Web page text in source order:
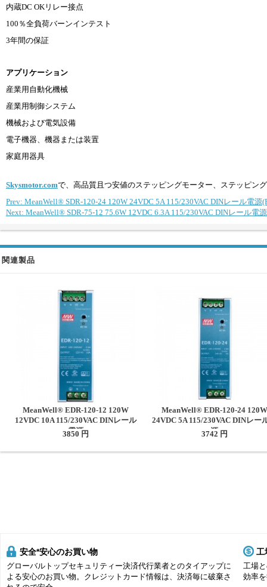
内蔵DC OKリレー接点
100％全負荷バーンインテスト
3年間の保証
アプリケーション
産業用自動化機械
産業用制御システム
機械および電気設備
電子機器、機器または装置
家庭用器具
Skysmotor.comで、高品質且つ安値のステッピングモーター、ステッピン
Prev: MeanWell® SDR-120-24 120W 24VDC 5A 115/230VAC DINレール電源
Next: MeanWell® SDR-75-12 75.6W 12VDC 6.3A 115/230VAC DINレール電源
関連製品
MeanWell® EDR-120-12 120W
12VDC 10A 115/230VAC DINレール
電源
3850 円
MeanWell® EDR-120-24 120W
24VDC 5A 115/230VAC DINレー
源
3742 円
安全*安心のお買い物
グローバルトップセキュリティー決済代行業者とのタイアップに
よる安心のお買い物。クレジットカード情報は、決済毎に破棄さ
工
工場
効率